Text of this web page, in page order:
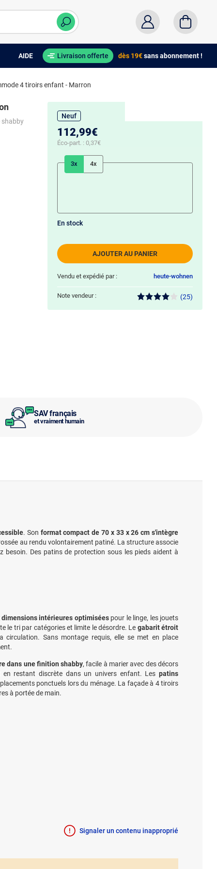
AIDE Livraison offerte dès 19€sans abonnement !
4 tiroirs enfant - Marron
SAV français
et vraiment humain
shabby
Neuf
112,99€
Éco-part. : 0,37€
3x 4x
AJOUTER AU PANIER
En stock
Vendu et expédié par : heute-wohnen
Note vendeur : (25)
. Son format compact de 70 x 33 x 26 cm s'intègre
au rendu volontairement patiné. La structure associe
besoin. Des patins de protection sous les pieds aident à
intérieures optimiséespour le linge, les jouets
le tri par catégories et limite le désordre. Le gabarit étroit
circulation. Sans montage requis, elle se met en place
dans une finition shabby, facile à marier avec des décors
restant discrète dans un univers enfant. Les patins
ponctuels lors du ménage. La façade à 4 tiroirs
à portée de main.
Signaler un contenu inapproprié